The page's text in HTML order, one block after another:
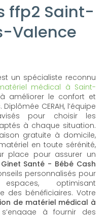
ffp2 Saint-
Valence
un spécialiste reconnu
médical à Saint-
améliorer le confort et
CERAH, l’équipe
pour choisir les
à chaque situation.
gratuite à domicile,
en toute sérénité,
place pour assurer un
Ginet Santé - Bébé Cash
personnalisés pour
optimisant
des bénéficiaires. Votre
de matériel médical à
s’engage à fournir des